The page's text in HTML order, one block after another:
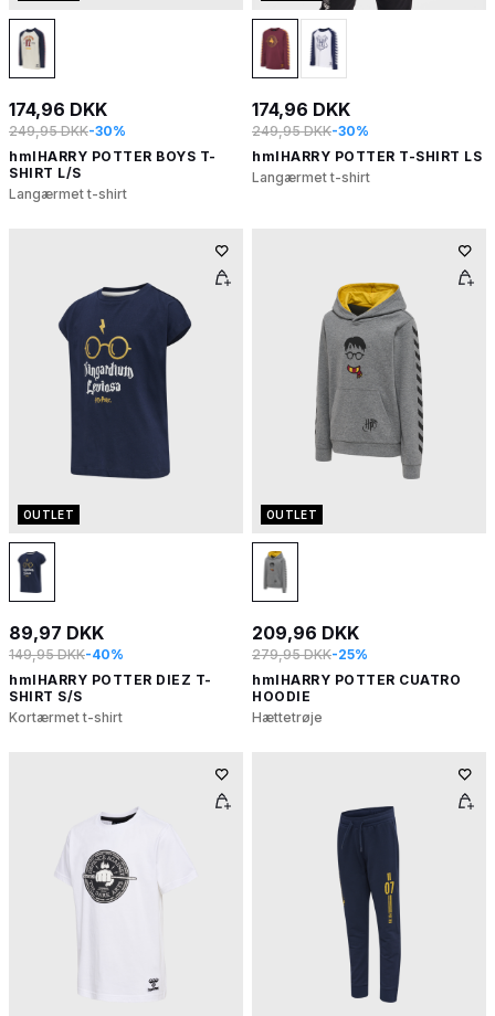
174,96 DKK
249,95 DKK-30%
hmlHARRY POTTER BOYS T-
SHIRT L/S
Langærmet t-shirt
174,96 DKK
249,95 DKK-30%
hmlHARRY POTTER T-SHIRT LS
Langærmet t-shirt
OUTLET
89,97 DKK
149,95 DKK-40%
hmlHARRY POTTER DIEZ T-
SHIRT S/S
Kortærmet t-shirt
OUTLET
209,96 DKK
279,95 DKK-25%
hmlHARRY POTTER CUATRO
HOODIE
Hættetrøje